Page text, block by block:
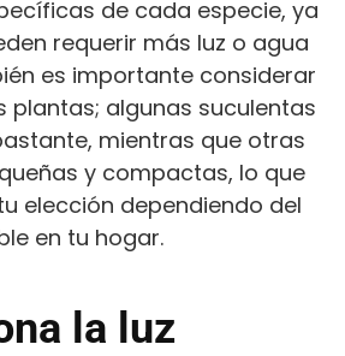
de cada especie, ya
requerir más luz o agua
es importante considerar
plantas; algunas suculentas
mientras que otras
y compactas, lo que
elección dependiendo del
en tu hogar.
la luz